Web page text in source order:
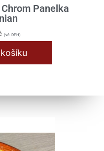
Panelka
(vč. DPH)